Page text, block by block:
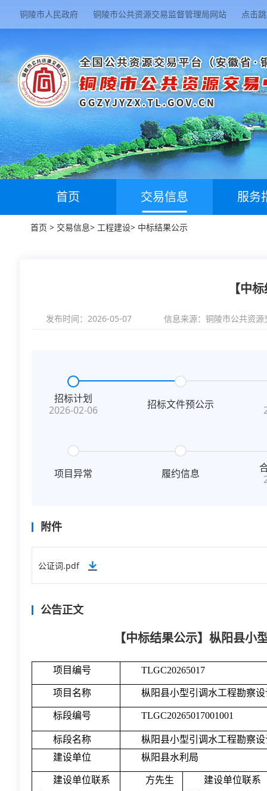
铜陵市人民政府 铜陵市公共资源交易监督管理局网站 点击
首页 交易信息 服务
首页 > 交易信息> 工程建设> 中标结果公示
【中
发布时间：2026-05-07 信息来源： 铜陵市公共资源
招标计划
2026-02-06
招标文件预公示
履约信息
项目异常
附件
公证词.pdf
公告正文
【中标结果公示】枞阳县
项目编号 TLGC20265017
项目名称 枞阳县小型引调水工程勘察
标段编号 TLGC20265017001001
标段名称
枞阳县小型引调水工程勘察
建设单位
枞阳县水利局
建设单位联系
方先生
建设单位联系